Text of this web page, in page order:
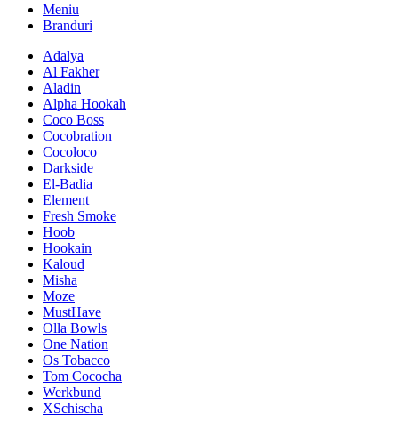
Meniu
Branduri
Adalya
Al Fakher
Aladin
Alpha Hookah
Coco Boss
Cocobration
Cocoloco
Darkside
El-Badia
Element
Fresh Smoke
Hoob
Hookain
Kaloud
Misha
Moze
MustHave
Olla Bowls
One Nation
Os Tobacco
Tom Cococha
Werkbund
XSchischa